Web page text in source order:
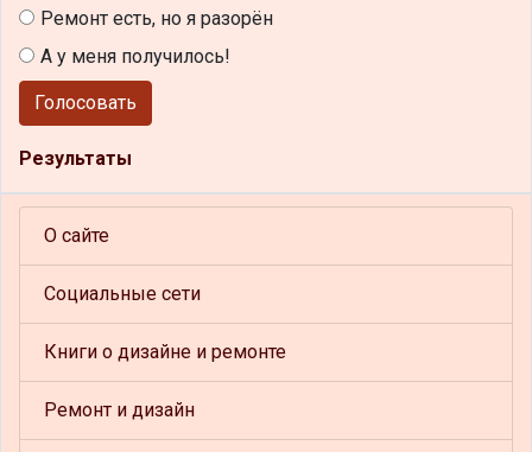
Ремонт есть, но я разорён
А у меня получилось!
Голосовать
Результаты
О сайте
Социальные сети
Книги о дизайне и ремонте
Ремонт и дизайн